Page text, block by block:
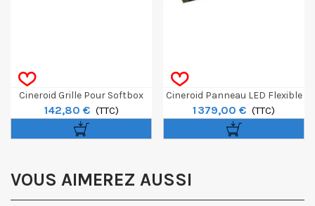
Cineroid Grille Pour Softbox
120W SB-FCB120
142,80 € (TTC)
Cineroid Panneau LED Flexible
Saturn 250 Wide
1 379,00 € (TTC)
VOUS AIMEREZ AUSSI